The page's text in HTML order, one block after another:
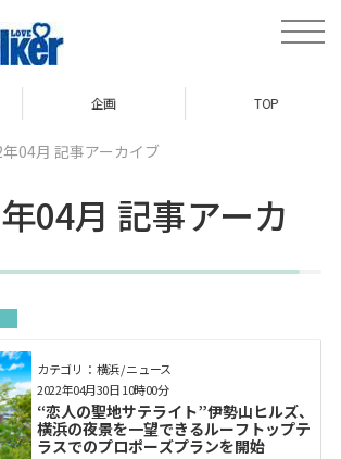
toggle
企画 TOP
04月 記事アーカイブ
04月 記事アーカ
カテゴリ： 横浜 / ニュース
“恋人の聖地サテライト”伊勢山ヒルズ、
横浜の夜景を一望できるルーフトップテ
ラスでのプロポーズプランを開始
2022年04月30日 10時00分